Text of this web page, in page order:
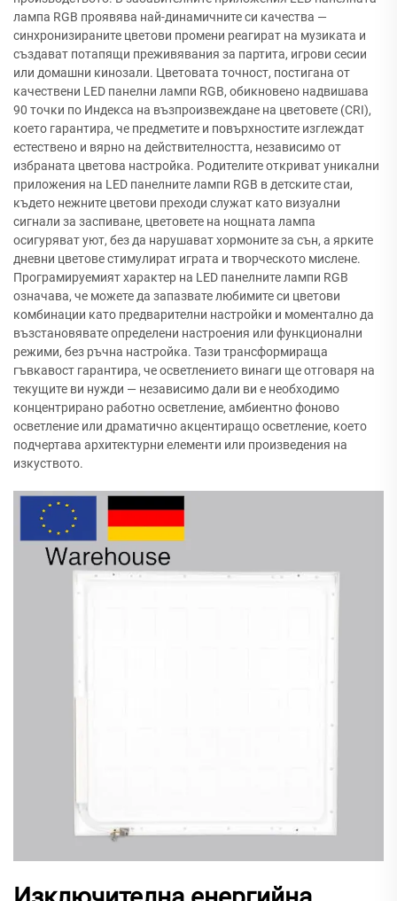
лампа RGB проявява най-динамичните си качества —
синхронизираните цветови промени реагират на музиката и
създават потапящи преживявания за партита, игрови сесии
или домашни кинозали. Цветовата точност, постигана от
качествени LED панелни лампи RGB, обикновено надвишава
90 точки по Индекса на възпроизвеждане на цветовете (CRI),
което гарантира, че предметите и повърхностите изглеждат
естествено и вярно на действителността, независимо от
избраната цветова настройка. Родителите откриват уникални
приложения на LED панелните лампи RGB в детските стаи,
където нежните цветови преходи служат като визуални
сигнали за заспиване, цветовете на нощната лампа
осигуряват уют, без да нарушават хормоните за сън, а ярките
дневни цветове стимулират играта и творческото мислене.
Програмируемият характер на LED панелните лампи RGB
означава, че можете да запазвате любимите си цветови
комбинации като предварителни настройки и моментално да
възстановявате определени настроения или функционални
режими, без ръчна настройка. Тази трансформираща
гъвкавост гарантира, че осветлението винаги ще отговаря на
текущите ви нужди — независимо дали ви е необходимо
концентрирано работно осветление, амбиентно фоново
осветление или драматично акцентиращо осветление, което
подчертава архитектурни елементи или произведения на
изкуството.